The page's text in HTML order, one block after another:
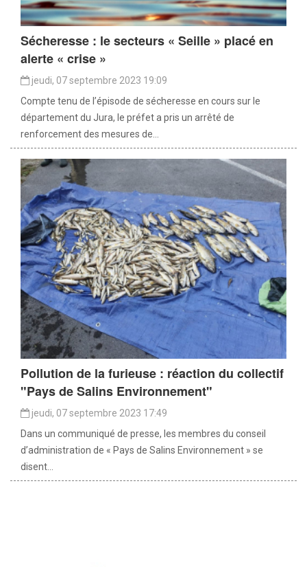
Sécheresse : le secteurs « Seille » placé en
alerte « crise »
jeudi, 07 septembre 2023 19:09
Compte tenu de l’épisode de sécheresse en cours sur le
département du Jura, le préfet a pris un arrêté de
renforcement des mesures de...
Pollution de la furieuse : réaction du collectif
"Pays de Salins Environnement"
jeudi, 07 septembre 2023 17:49
Dans un communiqué de presse, les membres du conseil
d’administration de « Pays de Salins Environnement » se
disent...